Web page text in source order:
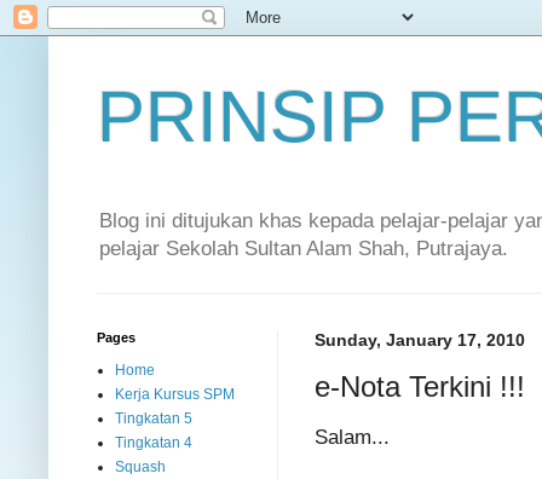
PRINSIP
Blog ini ditujukan khas kepada pelajar-pelajar
pelajar Sekolah Sultan Alam Shah, Putrajaya.
Sunday, January 17, 2010
e-Nota Terkini !!!
Salam...
Pages
Home
Kerja Kursus SPM
Tingkatan 5
Tingkatan 4
Squash